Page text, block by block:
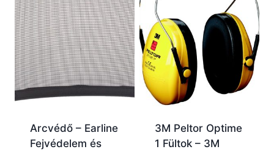
Arcvédő – Earline
Fejvédelem és
3M Peltor Optime
1 Fültok – 3M